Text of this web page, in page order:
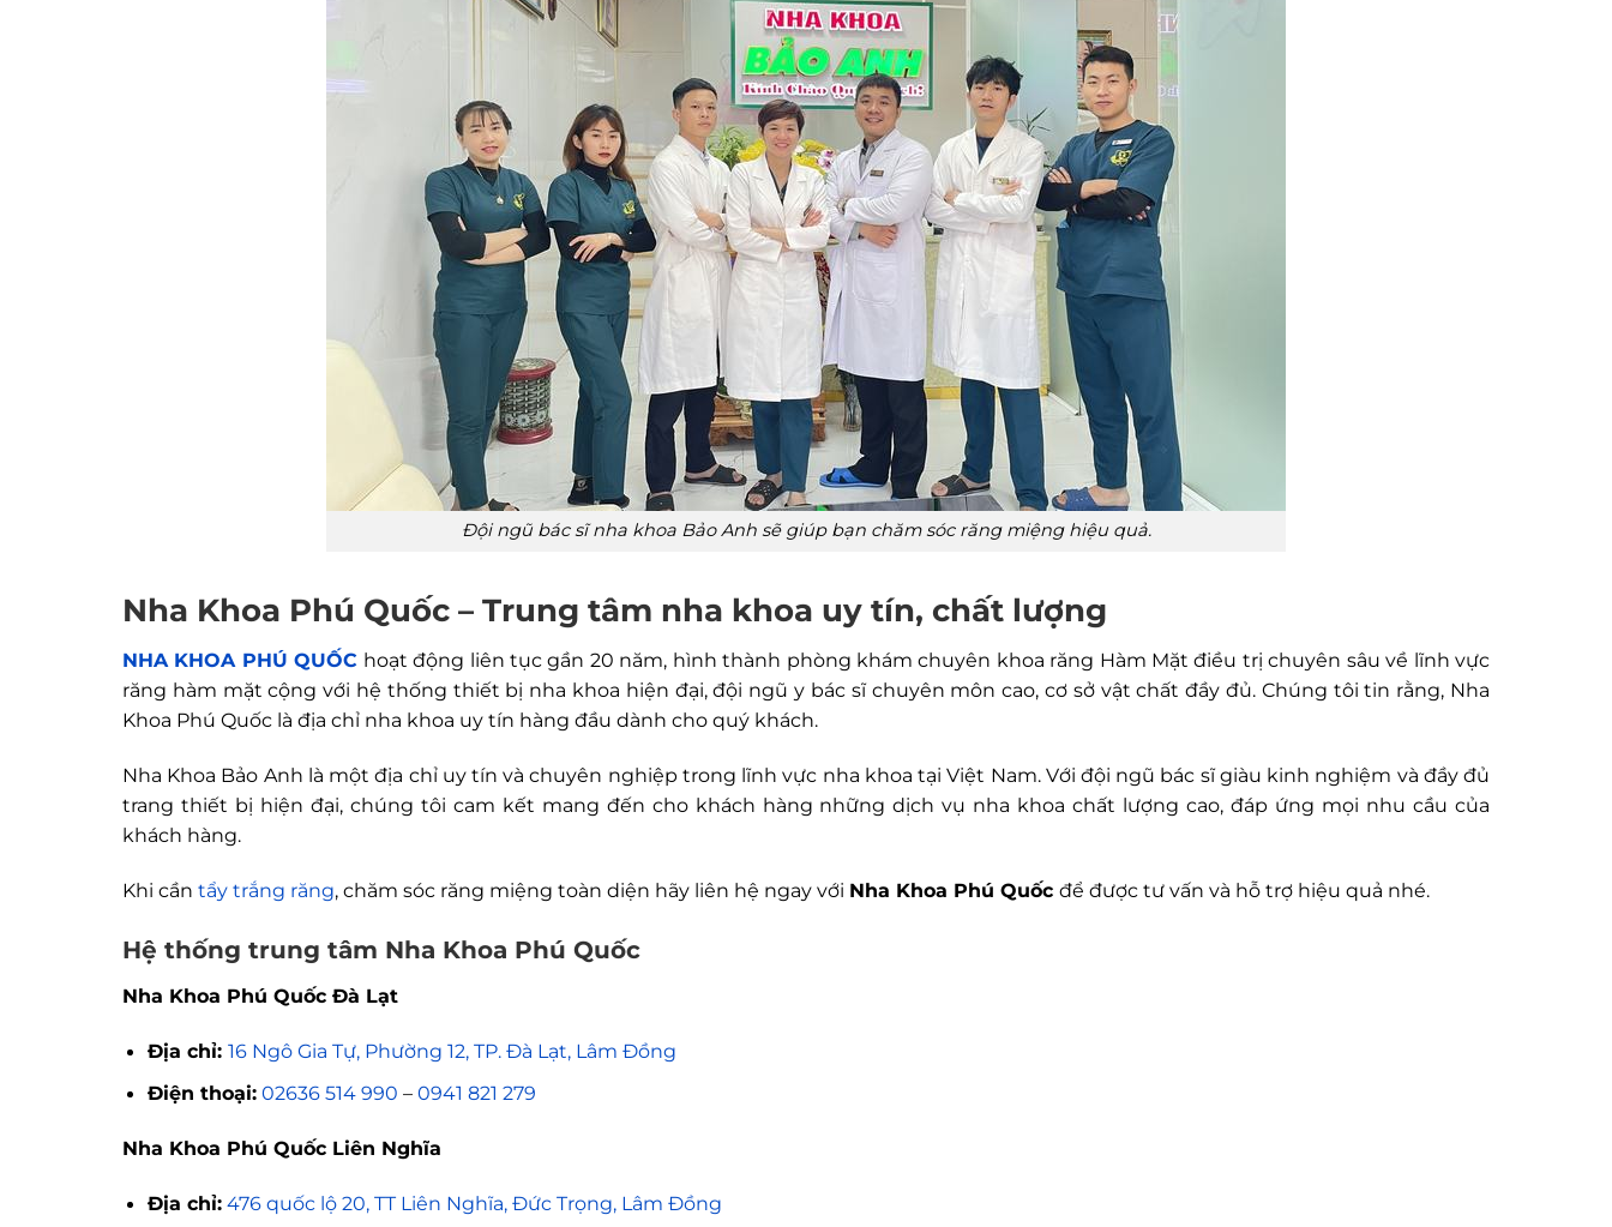
Đội ngũ bác sĩ nha khoa Bảo Anh sẽ giúp bạn chăm sóc răng miệng hiệu quả.
Nha Khoa Phú Quốc – Trung tâm nha khoa uy tín, chất lượng
NHA KHOA PHÚ QUỐC hoạt động liên tục gần 20 năm, hình thành phòng khám chuyên khoa răng Hàm Mặt điều trị chuyên sâu về lĩnh vực
răng hàm mặt cộng với hệ thống thiết bị nha khoa hiện đại, đội ngũ y bác sĩ chuyên môn cao, cơ sở vật chất đầy đủ. Chúng tôi tin rằng, Nha
Khoa Phú Quốc là địa chỉ nha khoa uy tín hàng đầu dành cho quý khách.
Nha Khoa Bảo Anh là một địa chỉ uy tín và chuyên nghiệp trong lĩnh vực nha khoa tại Việt Nam. Với đội ngũ bác sĩ giàu kinh nghiệm và đầy đủ
trang thiết bị hiện đại, chúng tôi cam kết mang đến cho khách hàng những dịch vụ nha khoa chất lượng cao, đáp ứng mọi nhu cầu của
khách hàng.
Khi cần tẩy trắng răng, chăm sóc răng miệng toàn diện hãy liên hệ ngay với Nha Khoa Phú Quốc để được tư vấn và hỗ trợ hiệu quả nhé.
Hệ thống trung tâm Nha Khoa Phú Quốc
Nha Khoa Phú Quốc Đà Lạt
Địa chỉ: 16 Ngô Gia Tự, Phường 12, TP. Đà Lạt, Lâm Đồng
Điện thoại: 02636 514 990 – 0941 821 279
Nha Khoa Phú Quốc Liên Nghĩa
Địa chỉ: 476 quốc lộ 20, TT Liên Nghĩa, Đức Trọng, Lâm Đồng